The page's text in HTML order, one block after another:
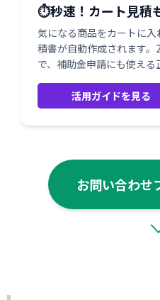
⏱️秒速！カート見積
気になる商品をカートに
積書が自動作成されます
で、補助金申請にも使える
活用ガイドを見る
お問い合わせ